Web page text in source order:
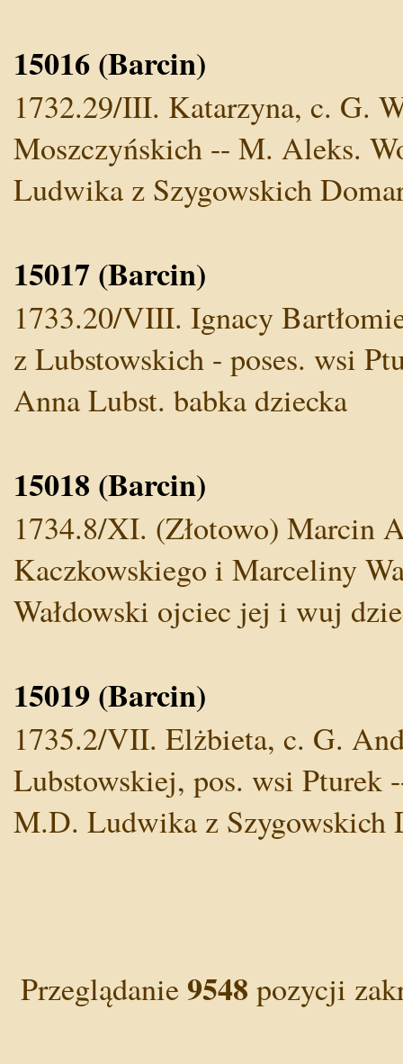
15016 (Barcin)
1732.29/III. Katarzyna, c. G.
Moszczyńskich -- M. Aleks.
Ludwika z Szygowskich
15017 (Barcin)
1733.20/VIII. Ignacy
z Lubstowskich - poses. wsi
Anna Lubst. babka dziecka
15018 (Barcin)
1734.8/XI. (Złotowo) Marcin
Kaczkowskiego i Marceliny
Wałdowski ojciec jej i wuj
15019 (Barcin)
1735.2/VII. Elżbieta, c. G.
Lubstowskiej, pos. wsi Pturek
M.D. Ludwika z Szygowskich
Przeglądanie 9548 pozycji